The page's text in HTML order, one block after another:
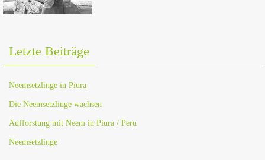
Letzte Beiträge
Neemsetzlinge in Piura
Die Neemsetzlinge wachsen
Aufforstung mit Neem in Piura / Peru
Neemsetzlinge